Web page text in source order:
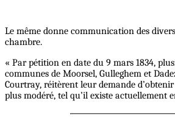
Le même donne communication des
chambre.
« Par pétition en date du 9 mars 1834,
communes de Moorsel, Gulleghem et
Courtray, réitèrent leur demande
plus modéré, tel qu’il existe actuellement